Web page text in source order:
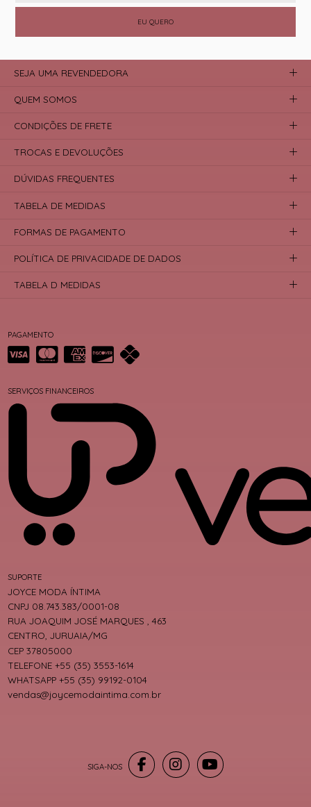
EU QUERO
PAGAMENTO
SERVIÇOS FINANCEIROS
SUPORTE
JOYCE MODA ÍNTIMA
CNPJ 08.743.383/0001-08
RUA JOAQUIM JOSÉ MARQUES , 463
CENTRO, JURUAIA/MG
CEP 37805000
TELEFONE +55 (35) 3553-1614
WHATSAPP +55 (35) 99192-0104
vendas@joycemodaintima.com.br
SEJA UMA REVENDEDORA
QUEM SOMOS
CONDIÇÕES DE FRETE
TROCAS E DEVOLUÇÕES
DÚVIDAS FREQUENTES
TABELA DE MEDIDAS
FORMAS DE PAGAMENTO
POLÍTICA DE PRIVACIDADE DE DADOS
TABELA D MEDIDAS